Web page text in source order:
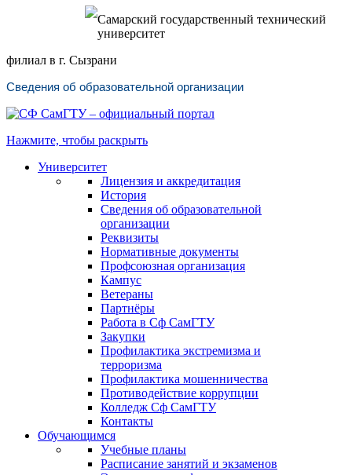
Самарский государственный технический
университет
филиал в г. Сызрани
Сведения об образовательной организации
Нажмите, чтобы раскрыть
Университет
Лицензия и аккредитация
История
Сведения об образовательной
организации
Реквизиты
Нормативные документы
Профсоюзная организация
Кампус
Ветераны
Партнёры
Работа в Сф СамГТУ
Закупки
Профилактика экстремизма и
терроризма
Профилактика мошенничества
Противодействие коррупции
Колледж Сф СамГТУ
Контакты
Обучающимся
Учебные планы
Расписание занятий и экзаменов